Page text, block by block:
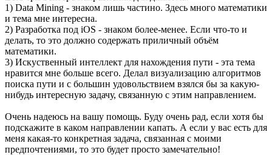
1) Data Mining - знаком лишь частино. Здесь много математики
и тема мне интересна.
2) Разработка под iOS - знаком более-менее. Если что-то и
делать, то это должно содержать приличный объём
математики.
3) Искуственный интеллект для нахождения пути - эта тема
нравится мне больше всего. Делал визуализацию алгоритмов
поиска пути и с большин удовольствием взялся бы за какую-
нибудь интересную задачу, связанную с этим направлением.
Очень надеюсь на вашу помощь. Буду очень рад, если хотя бы
подскажите в каком направлении капать. А если у вас есть для
меня какая-то конкретная задача, связанная с моими
предпочтениями, то это будет просто замечательно!